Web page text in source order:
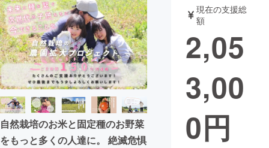
アート・写真 音楽
テクノロジー・ガジェット ゲーム・サ
映像・映画
ビジネス・起業
まちづくり・地域活性化
自然栽培のお米と固定種のお野菜
をもっと多くの人達に。 絶滅危惧
現在の支援総
額
2,05
3,00
0円